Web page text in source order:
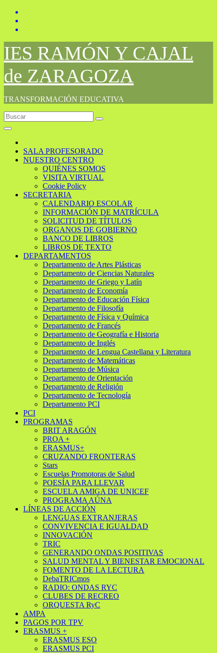
Saltar
contenido
IES RAMÓN Y CAJAL
de ZARAGOZA
TRANSFORMACIÓN EDUCATIVA
SALA PROFESORADO
NUESTRO CENTRO
QUIÉNES SOMOS
VISITA VIRTUAL
Cookie Policy
SECRETARIA
CALENDARIO ESCOLAR
INFORMACIÓN DE MATRÍCULA
SOLICITUD DE TÍTULOS
ORGANOS DE GOBIERNO
BANCO DE LIBROS
LIBROS DE TEXTO
DEPARTAMENTOS
Departamento de Artes Plásticas
Departamento de Ciencias Naturales
Departamento de Griego y Latín
Departamento de Economía
Departamento de Educación Física
Departamento de Filosofía
Departamento de Física y Química
Departamento de Francés
Departamento de Geografía e Historia
Departamento de Inglés
Departamento de Lengua Castellana y Literatura
Departamento de Matemáticas
Departamento de Música
Departamento de Orientación
Departamento de Religión
Departamento de Tecnología
Departamento PCI
PCI
PROGRAMAS
BRIT ARAGÓN
PROA +
ERASMUS+
CRUZANDO FRONTERAS
Stars
Escuelas Promotoras de Salud
POESÍA PARA LLEVAR
ESCUELA AMIGA DE UNICEF
PROGRAMA AÚNA
LÍNEAS DE ACCIÓN
LENGUAS EXTRANJERAS
CONVIVENCIA E IGUALDAD
INNOVACIÓN
TRIC
GENERANDO ONDAS POSITIVAS
SALUD MENTAL Y BIENESTAR EMOCIONAL
FOMENTO DE LA LECTURA
DebaTRICmos
RADIO: ONDAS RYC
CLUBES DE RECREO
ORQUESTA RyC
AMPA
PAGOS POR TPV
ERASMUS +
ERASMUS ESO
ERASMUS PCI